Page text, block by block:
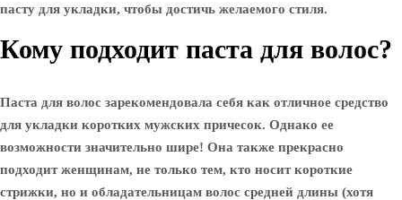
пасту для укладки, чтобы достичь желаемого стиля.
Кому подходит паста для волос?
Паста для волос зарекомендовала себя как отличное средство
для укладки коротких мужских причесок. Однако ее
возможности значительно шире! Она также прекрасно
подходит женщинам, не только тем, кто носит короткие
стрижки, но и обладательницам волос средней длины (хотя